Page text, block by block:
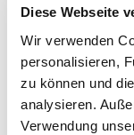
Diese Webseite
Wir verwenden
personalisieren,
zu können und
analysieren.
Verwendung
Verfügbar ab